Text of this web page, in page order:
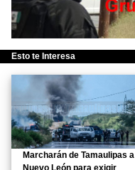
Esto te Interesa
Marcharán de Tamaulipas a
Nuevo León para exigir